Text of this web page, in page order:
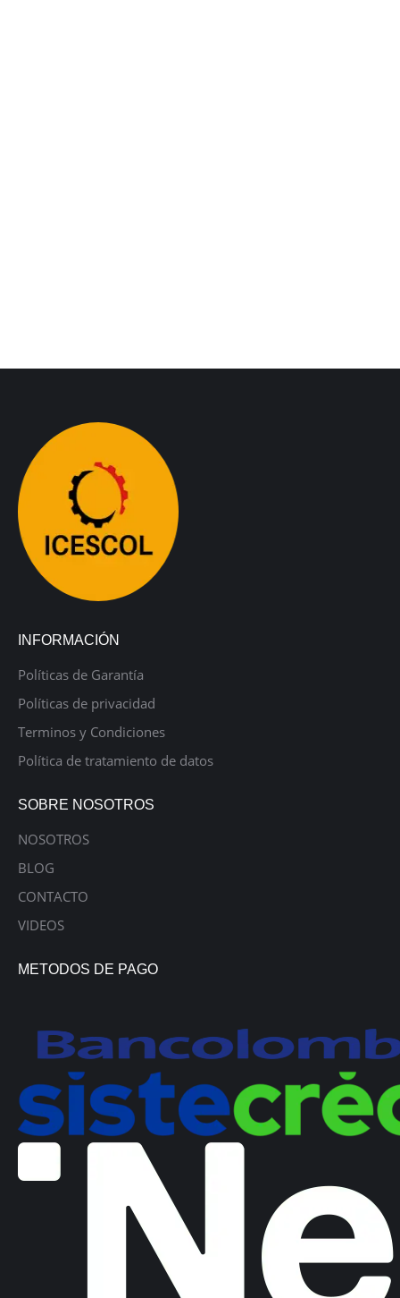
INFORMACIÓN
Políticas de Garantía
Políticas de privacidad
Terminos y Condiciones
Política de tratamiento de datos
SOBRE NOSOTROS
NOSOTROS
BLOG
CONTACTO
VIDEOS
METODOS DE PAGO